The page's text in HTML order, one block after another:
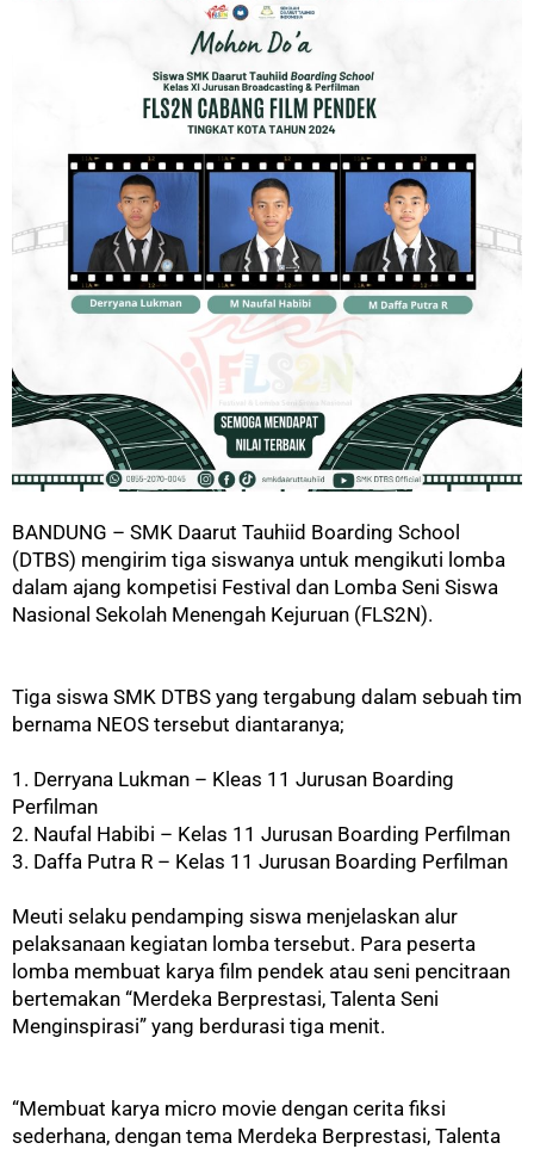
BANDUNG – SMK Daarut Tauhiid Boarding School
(DTBS) mengirim tiga siswanya untuk mengikuti lomba
dalam ajang kompetisi Festival dan Lomba Seni Siswa
Nasional Sekolah Menengah Kejuruan (FLS2N).
Tiga siswa SMK DTBS yang tergabung dalam sebuah tim
bernama NEOS tersebut diantaranya;
1. Derryana Lukman – Kleas 11 Jurusan Boarding
Perfilman
2. Naufal Habibi – Kelas 11 Jurusan Boarding Perfilman
3. Daffa Putra R – Kelas 11 Jurusan Boarding Perfilman
Meuti selaku pendamping siswa menjelaskan alur
pelaksanaan kegiatan lomba tersebut. Para peserta
lomba membuat karya film pendek atau seni pencitraan
bertemakan “Merdeka Berprestasi, Talenta Seni
Menginspirasi” yang berdurasi tiga menit.
“Membuat karya micro movie dengan cerita fiksi
sederhana, dengan tema Merdeka Berprestasi, Talenta